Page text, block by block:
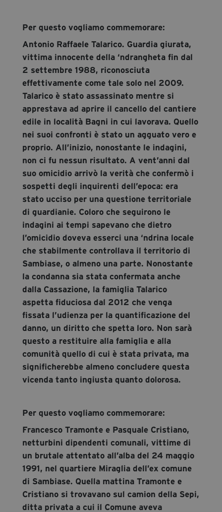
Per questo vogliamo commemorare:
Antonio Raffaele Talarico. Guardia giurata,
vittima innocente della ‘ndrangheta fin dal
2 settembre 1988, riconosciuta
effettivamente come tale solo nel 2009.
Talarico è stato assassinato mentre si
apprestava ad aprire il cancello del cantiere
edile in località Bagni in cui lavorava. Quello
nei suoi confronti è stato un agguato vero e
proprio. All’inizio, nonostante le indagini,
non ci fu nessun risultato. A vent’anni dal
suo omicidio arrivò la verità che confermò i
sospetti degli inquirenti dell’epoca: era
stato ucciso per una questione territoriale
di guardianie. Coloro che seguirono le
indagini ai tempi sapevano che dietro
l’omicidio doveva esserci una ‘ndrina locale
che stabilmente controllava il territorio di
Sambiase, o almeno una parte. Nonostante
la condanna sia stata confermata anche
dalla Cassazione, la famiglia Talarico
aspetta fiduciosa dal 2012 che venga
fissata l’udienza per la quantificazione del
danno, un diritto che spetta loro. Non sarà
questo a restituire alla famiglia e alla
comunità quello di cui è stata privata, ma
significherebbe almeno concludere questa
vicenda tanto ingiusta quanto dolorosa.
Per questo vogliamo commemorare:
Francesco Tramonte e Pasquale Cristiano,
netturbini dipendenti comunali, vittime di
un brutale attentato all’alba del 24 maggio
1991, nel quartiere Miraglia dell’ex comune
di Sambiase. Quella mattina Tramonte e
Cristiano si trovavano sul camion della Sepi,
ditta privata a cui il Comune aveva